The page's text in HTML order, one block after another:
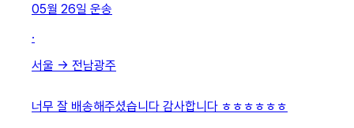
05월 26일 운송
·
서울 → 전남광주
너무 잘 배송해주셨습니다 감사합니다 ㅎㅎㅎㅎㅎㅎ